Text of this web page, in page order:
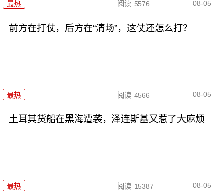
最热 阅读 5576 08-05
前方在打仗，后方在“清场”，这仗还怎么打？
最热 阅读 4566 08-05
土耳其货船在黑海遭袭，泽连斯基又惹了大麻烦
最热 阅读 15387 08-05